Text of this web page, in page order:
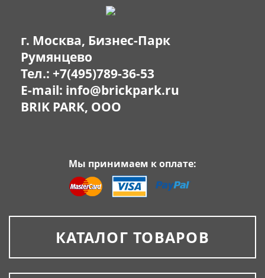
г. Москва, Бизнес-Парк
Румянцево
Тел.: +7(495)789-36-53
E-mail: info@brickpark.ru
BRIK PARK, OOO
Мы принимаем к оплате:
КАТАЛОГ ТОВАРОВ